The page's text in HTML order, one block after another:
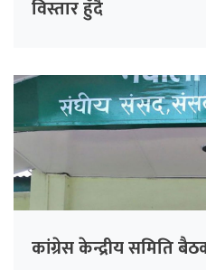
विस्तार हुँदै
कांग्रेस केन्द्रीय समिति